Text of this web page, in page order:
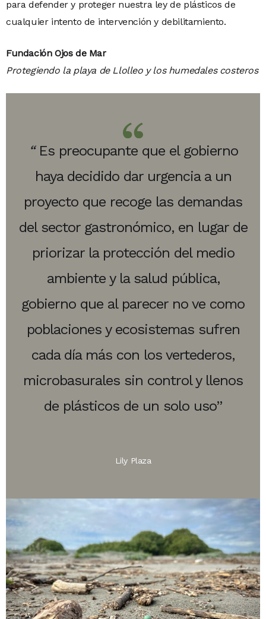
para defender y proteger nuestra ley de plásticos de
cualquier intento de intervención y debilitamiento.
Fundación Ojos de Mar
Protegiendo la playa de Llolleo y los humedales costeros
“Es preocupante que el gobierno
haya decidido dar urgencia a un
proyecto que recoge las demandas
del sector gastronómico, en lugar de
priorizar la protección del medio
ambiente y la salud pública,
gobierno que al parecer no ve como
poblaciones y ecosistemas sufren
cada día más con los vertederos,
microbasurales sin control y llenos
de plásticos de un solo uso”
Lily Plaza